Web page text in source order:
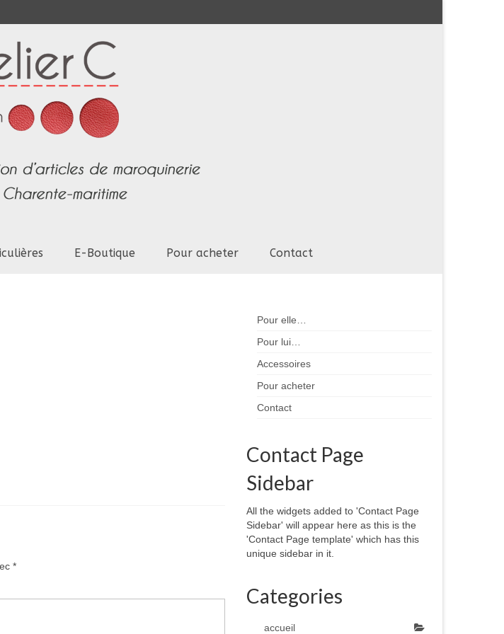
E-Boutique Pour acheter Contact
*
Pour elle…
Pour lui…
Accessoires
Pour acheter
Contact
Contact Page
Sidebar
All the widgets added to 'Contact Page
Sidebar' will appear here as this is the
'Contact Page template' which has this
unique sidebar in it.
Categories
accueil